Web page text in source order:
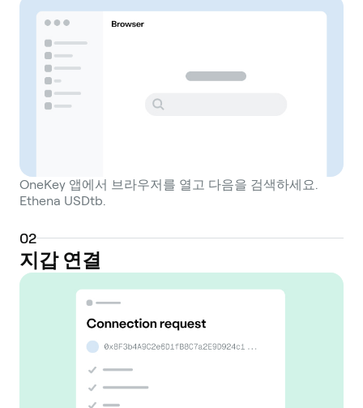
OneKey 앱에서 브라우저를 열고 다음을 검색하세요.
Ethena USDtb.
02
지갑 연결